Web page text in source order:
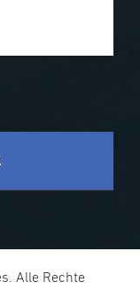
Alle Rechte